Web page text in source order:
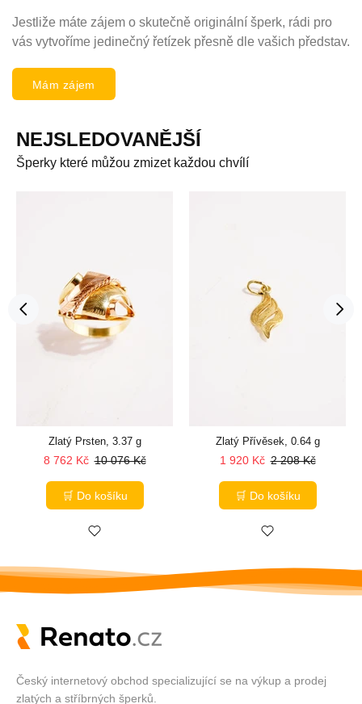
Jestliže máte zájem o skutečně originální šperk, rádi pro
vás vytvoříme jedinečný řetízek přesně dle vašich představ.
Mám zájem
NEJSLEDOVANĚJŠÍ
Šperky které můžou zmizet každou chvílí
Zlatý Prsten, 3.37 g
8 762 Kč 10 076 Kč
🛒 Do košíku
Zlatý Přívěsek, 0.64 g
1 920 Kč 2 208 Kč
🛒 Do košíku
Český internetový obchod specializující se na výkup a prodej
zlatých a stříbrných šperků.